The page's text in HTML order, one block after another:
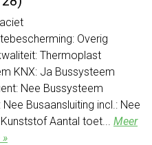
Overig
Thermoplast
KNX: Ja Bussysteem
Nee Bussysteem
Nee Busaansluiting incl.: Nee
Aantal toet... Meer